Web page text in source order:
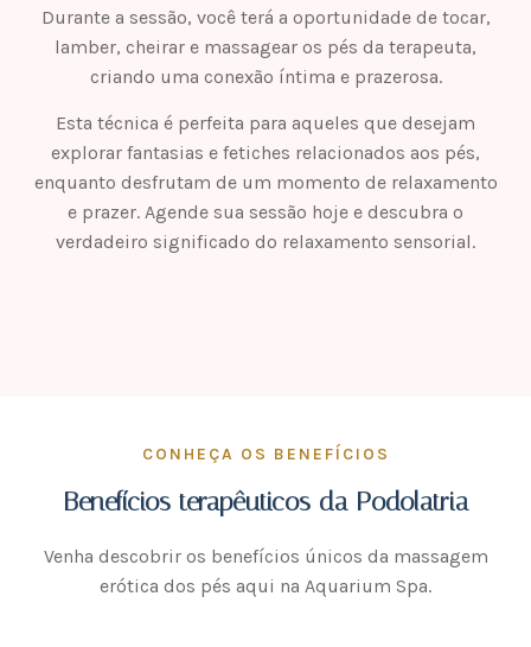
Durante a sessão, você terá a oportunidade de tocar,
lamber, cheirar e massagear os pés da terapeuta,
criando uma conexão íntima e prazerosa.
Esta técnica é perfeita para aqueles que desejam
explorar fantasias e fetiches relacionados aos pés,
enquanto desfrutam de um momento de relaxamento
e prazer. Agende sua sessão hoje e descubra o
verdadeiro significado do relaxamento sensorial.
CONHEÇA OS BENEFÍCIOS
Benefícios terapêuticos da Podolatria
Venha descobrir os benefícios únicos da massagem
erótica dos pés aqui na Aquarium Spa.